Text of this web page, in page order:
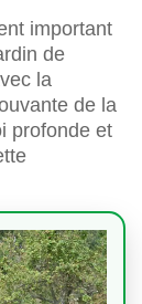
important
de
la
de la
profonde et